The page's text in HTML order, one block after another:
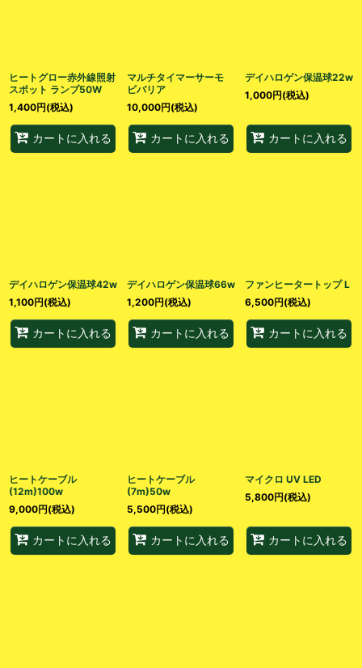
ヒートグロー赤外線照射
スポット ランプ50W
1,400円(税込)
カートに入れる
マルチタイマーサーモ
ビバリア
10,000円(税込)
カートに入れる
デイハロゲン保温球22w
1,000円(税込)
カートに入れる
デイハロゲン保温球42w
1,100円(税込)
カートに入れる
デイハロゲン保温球66w
1,200円(税込)
カートに入れる
ファンヒータートップ L
6,500円(税込)
カートに入れる
ヒートケーブル
(12m)100w
9,000円(税込)
カートに入れる
ヒートケーブル
(7m)50w
5,500円(税込)
カートに入れる
マイクロ UV LED
5,800円(税込)
カートに入れる